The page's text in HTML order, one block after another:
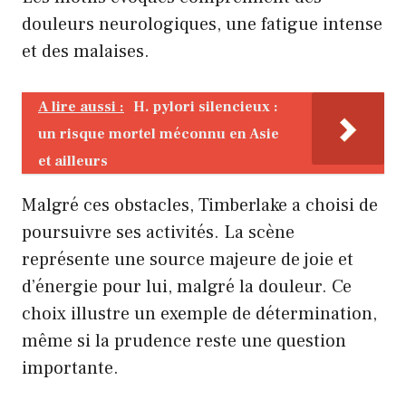
douleurs neurologiques, une fatigue intense
et des malaises.
A lire aussi : H. pylori silencieux :
un risque mortel méconnu en Asie
et ailleurs
Malgré ces obstacles, Timberlake a choisi de
poursuivre ses activités. La scène
représente une source majeure de joie et
d’énergie pour lui, malgré la douleur. Ce
choix illustre un exemple de détermination,
même si la prudence reste une question
importante.